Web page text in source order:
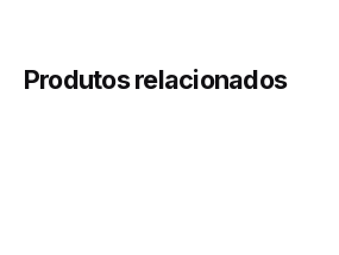
Produtos relacionados